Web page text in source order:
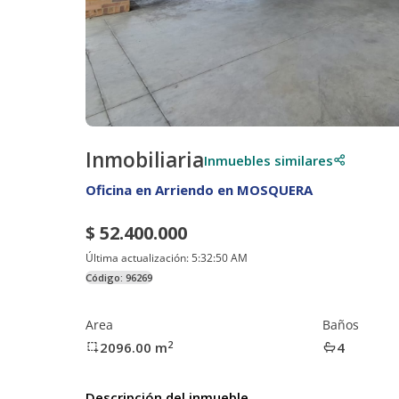
InmobiliariaInmuebles similares
Oficina en Arriendo en MOSQUERA
$ 52.400.000
Última actualización:5:32:50 AM
Código: 96269
Area
2096.00 m2
Baños
4